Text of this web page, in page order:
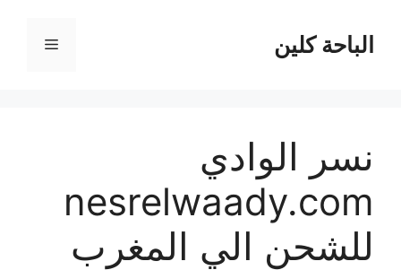
المحتوىالباحة كلين القائمة
نسر الوادي
nesrelwaady.com
للشحن الي المغرب